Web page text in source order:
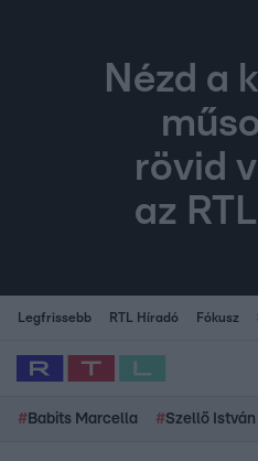
Nézd a
rövid
az
Legfrissebb RTL Híradó Fókusz
# Babits Marcella #Szellő István